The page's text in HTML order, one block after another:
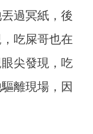
過冥紙，後
吃屎哥也在
尖發現，吃
離現場，因